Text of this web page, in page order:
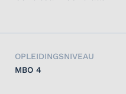
OPLEIDINGSNIVEAU
MBO 4